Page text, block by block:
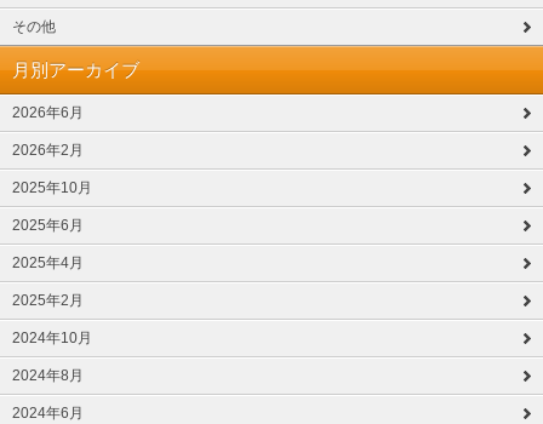
その他
月別アーカイブ
2026年6月
2026年2月
2025年10月
2025年6月
2025年4月
2025年2月
2024年10月
2024年8月
2024年6月